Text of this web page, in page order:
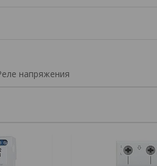
напряжения